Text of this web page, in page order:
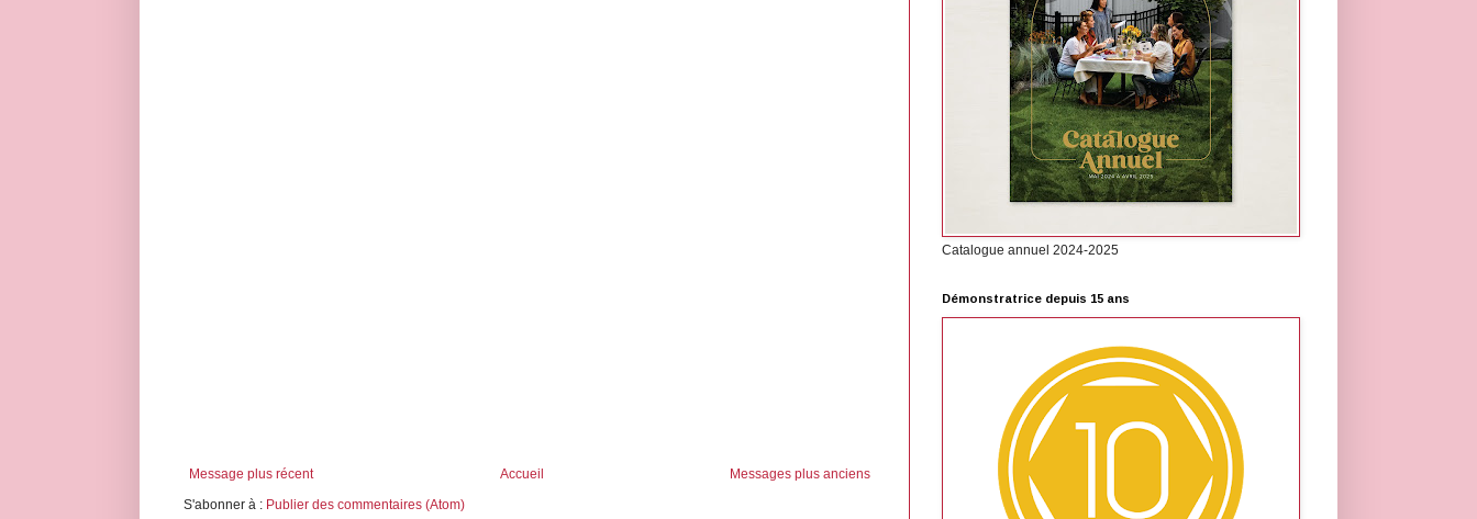
Message plus récent Messages plus anciens
Accueil
S'abonner à : Publier des commentaires (Atom)
Catalogue annuel 2024-2025
Démonstratrice depuis 15 ans